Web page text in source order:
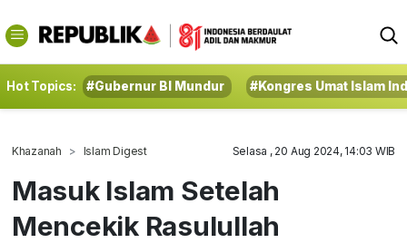
Hot Topics: #Gubernur BI Mundur #Kongres Umat Islam
Khazanah Islam Digest Selasa , 20 Aug 2024, 14:03 WIB
Masuk Islam Setelah
Mencekik Rasulullah